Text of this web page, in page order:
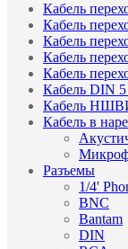
Кабель
Кабель
Кабель
Кабель
Кабель
Кабель DIN
Кабель
Кабель в
Разъемы
1/4'
BNC
Bantam
DIN